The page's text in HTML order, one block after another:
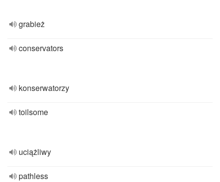
grabież
conservators
konserwatorzy
toilsome
uciążliwy
pathless